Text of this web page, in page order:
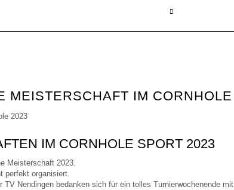
MEISTERSCHAFT IM
IM CORNHOLE SPORT 2023
Meisterschaft 2023.
perfekt organisiert.
TV Nendingen bedanken sich für ein tolles Turnierwochenende